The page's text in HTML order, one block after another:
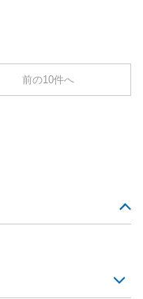
前の10件へ